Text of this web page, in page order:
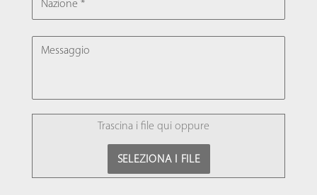
MESSAGGIO
FILE
Trascina i file qui oppure
SELEZIONA I FILE